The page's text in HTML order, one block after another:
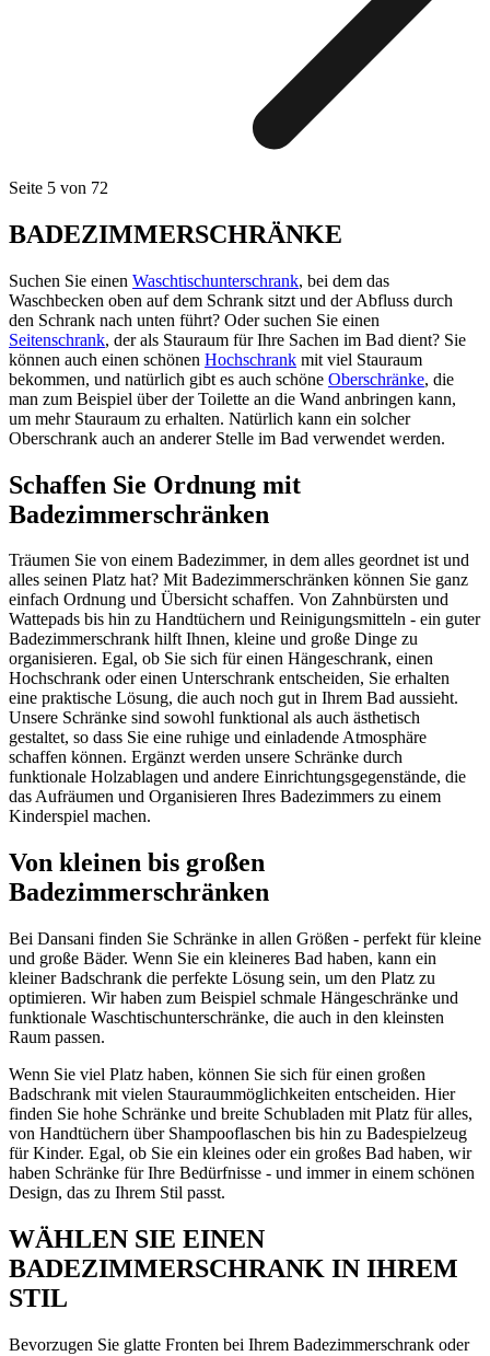
Seite 5 von 72
BADEZIMMERSCHRÄNKE
Suchen Sie einen Waschtischunterschrank, bei dem das
Waschbecken oben auf dem Schrank sitzt und der Abfluss durch
den Schrank nach unten führt? Oder suchen Sie einen
Seitenschrank, der als Stauraum für Ihre Sachen im Bad dient? Sie
können auch einen schönen Hochschrank mit viel Stauraum
bekommen, und natürlich gibt es auch schöne Oberschränke, die
man zum Beispiel über der Toilette an die Wand anbringen kann,
um mehr Stauraum zu erhalten. Natürlich kann ein solcher
Oberschrank auch an anderer Stelle im Bad verwendet werden.
Schaffen Sie Ordnung mit
Badezimmerschränken
Träumen Sie von einem Badezimmer, in dem alles geordnet ist und
alles seinen Platz hat? Mit Badezimmerschränken können Sie ganz
einfach Ordnung und Übersicht schaffen. Von Zahnbürsten und
Wattepads bis hin zu Handtüchern und Reinigungsmitteln - ein guter
Badezimmerschrank hilft Ihnen, kleine und große Dinge zu
organisieren. Egal, ob Sie sich für einen Hängeschrank, einen
Hochschrank oder einen Unterschrank entscheiden, Sie erhalten
eine praktische Lösung, die auch noch gut in Ihrem Bad aussieht.
Unsere Schränke sind sowohl funktional als auch ästhetisch
gestaltet, so dass Sie eine ruhige und einladende Atmosphäre
schaffen können. Ergänzt werden unsere Schränke durch
funktionale Holzablagen und andere Einrichtungsgegenstände, die
das Aufräumen und Organisieren Ihres Badezimmers zu einem
Kinderspiel machen.
Von kleinen bis großen
Badezimmerschränken
Bei Dansani finden Sie Schränke in allen Größen - perfekt für kleine
und große Bäder. Wenn Sie ein kleineres Bad haben, kann ein
kleiner Badschrank die perfekte Lösung sein, um den Platz zu
optimieren. Wir haben zum Beispiel schmale Hängeschränke und
funktionale Waschtischunterschränke, die auch in den kleinsten
Raum passen.
Wenn Sie viel Platz haben, können Sie sich für einen großen
Badschrank mit vielen Stauraummöglichkeiten entscheiden. Hier
finden Sie hohe Schränke und breite Schubladen mit Platz für alles,
von Handtüchern über Shampooflaschen bis hin zu Badespielzeug
für Kinder. Egal, ob Sie ein kleines oder ein großes Bad haben, wir
haben Schränke für Ihre Bedürfnisse - und immer in einem schönen
Design, das zu Ihrem Stil passt.
WÄHLEN SIE EINEN
BADEZIMMERSCHRANK IN IHREM
STIL
Bevorzugen Sie glatte Fronten bei Ihrem Badezimmerschrank oder